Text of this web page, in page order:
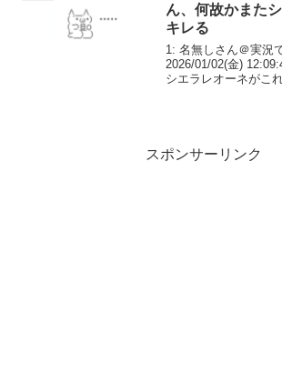
ん、何故かまた
キレる
1: 名無しさん＠実況
2026/01/02(金)
シエラレオーネがこ
スポンサーリンク